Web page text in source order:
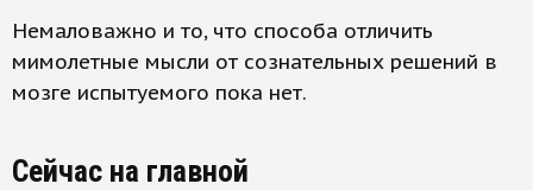
Немаловажно и то, что способа отличить
мимолетные мысли от сознательных решений в
мозге испытуемого пока нет.
Сейчас на главной